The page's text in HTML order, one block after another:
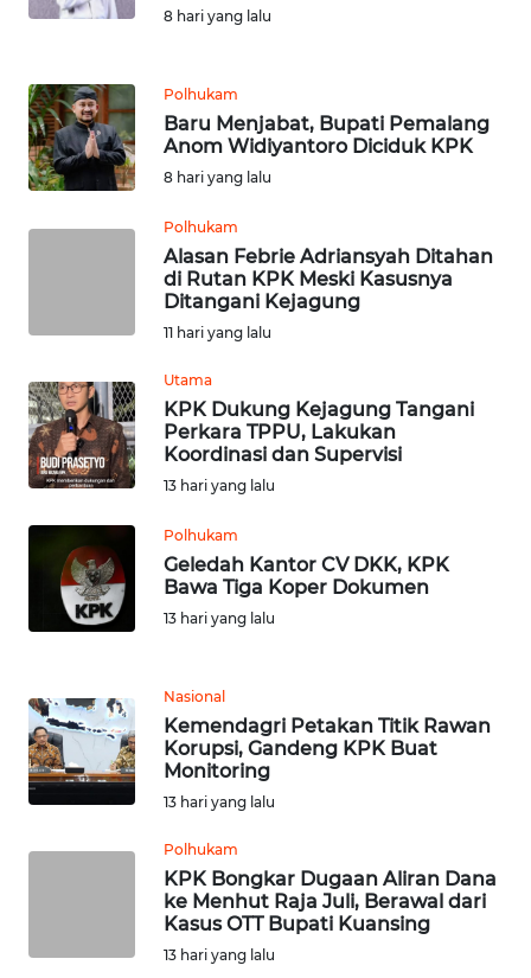
8 hari yang lalu
Polhukam
Baru Menjabat, Bupati Pemalang
Anom Widiyantoro Diciduk KPK
8 hari yang lalu
Polhukam
Alasan Febrie Adriansyah Ditahan
di Rutan KPK Meski Kasusnya
Ditangani Kejagung
11 hari yang lalu
Utama
KPK Dukung Kejagung Tangani
Perkara TPPU, Lakukan
Koordinasi dan Supervisi
13 hari yang lalu
Polhukam
Geledah Kantor CV DKK, KPK
Bawa Tiga Koper Dokumen
13 hari yang lalu
Nasional
Kemendagri Petakan Titik Rawan
Korupsi, Gandeng KPK Buat
Monitoring
13 hari yang lalu
Polhukam
KPK Bongkar Dugaan Aliran Dana
ke Menhut Raja Juli, Berawal dari
Kasus OTT Bupati Kuansing
13 hari yang lalu
WN
KALTARA
WN
KALTIM
WN
SULSEL
WN
WN
SULUT
WN
MALUT
DANAU